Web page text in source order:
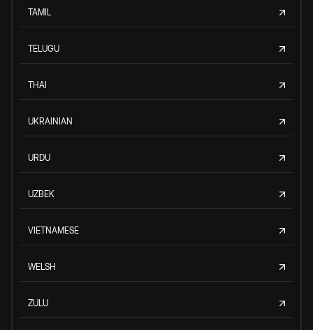
TAMIL
TELUGU
THAI
UKRAINIAN
URDU
UZBEK
VIETNAMESE
WELSH
ZULU